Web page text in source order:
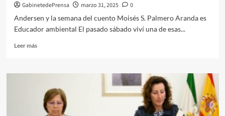
cultivos.
GabinetedePrensa marzo 31, 2025
0
Andersen y la semana del cuento Moisés S. Palmero Aranda es
Educador ambiental El pasado sábado viví una de esas...
Leer másLeer
Andersen
semana
del